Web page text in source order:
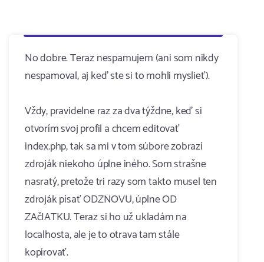
No dobre. Teraz nespamujem (ani som nikdy
nespamoval, aj keď ste si to mohli myslieť).
Vždy, pravidelne raz za dva týždne, keď si
otvorím svoj profil a chcem editovať
index.php, tak sa mi v tom súbore zobrazí
zdroják niekoho úplne iného. Som strašne
nasratý, pretože tri razy som takto musel ten
zdroják písať ODZNOVU, úplne OD
ZAčIATKU. Teraz si ho už ukladám na
localhosta, ale je to otrava tam stále
kopírovať.